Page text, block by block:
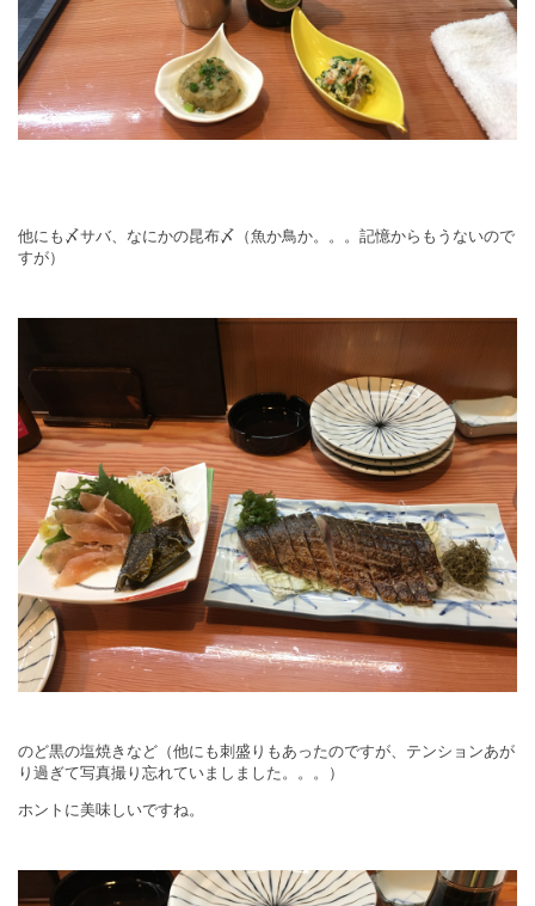
他にも〆サバ、なにかの昆布〆（魚か鳥か。。。記憶からもうないので
すが）
のど黒の塩焼きなど（他にも刺盛りもあったのですが、テンションあが
り過ぎて写真撮り忘れていましました。。。）
ホントに美味しいですね。